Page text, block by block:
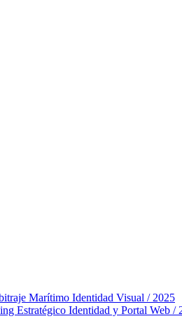
Marítimo Identidad Visual / 2025
Estratégico Identidad y Portal Web /